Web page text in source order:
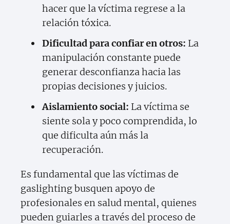
hacer que la víctima regrese a la
relación tóxica.
Dificultad para confiar en otros: La
manipulación constante puede
generar desconfianza hacia las
propias decisiones y juicios.
Aislamiento social: La víctima se
siente sola y poco comprendida, lo
que dificulta aún más la
recuperación.
Es fundamental que las víctimas de
gaslighting busquen apoyo de
profesionales en salud mental, quienes
pueden guiarles a través del proceso de